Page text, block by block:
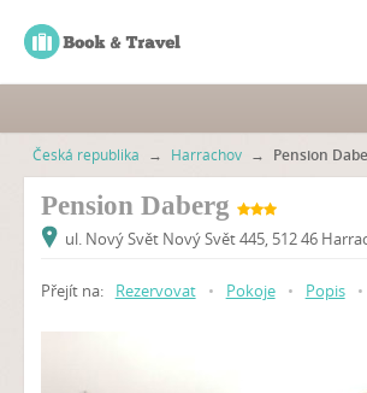
Česká republika → Harrachov → Pension
Pension Daberg
ul. Nový Svět Nový Svět 445, 512 46
Přejít na: Rezervovat • Pokoje • Popis •